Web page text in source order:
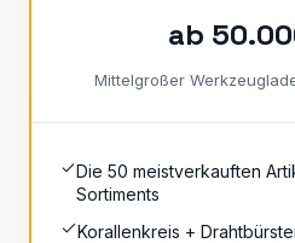
ab
Mittelgroßer
Die 50 meistverkauften
Sortiments
Korallenkreis +